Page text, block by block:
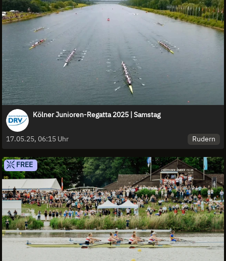
Kölner Junioren-Regatta 2025 | Samstag
17.05.25, 06:15 Uhr Rudern
FREE